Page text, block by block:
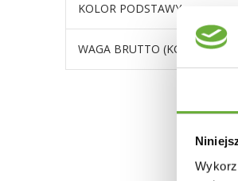
KOLOR PODSTAWY
WAGA BRUTTO (KG)